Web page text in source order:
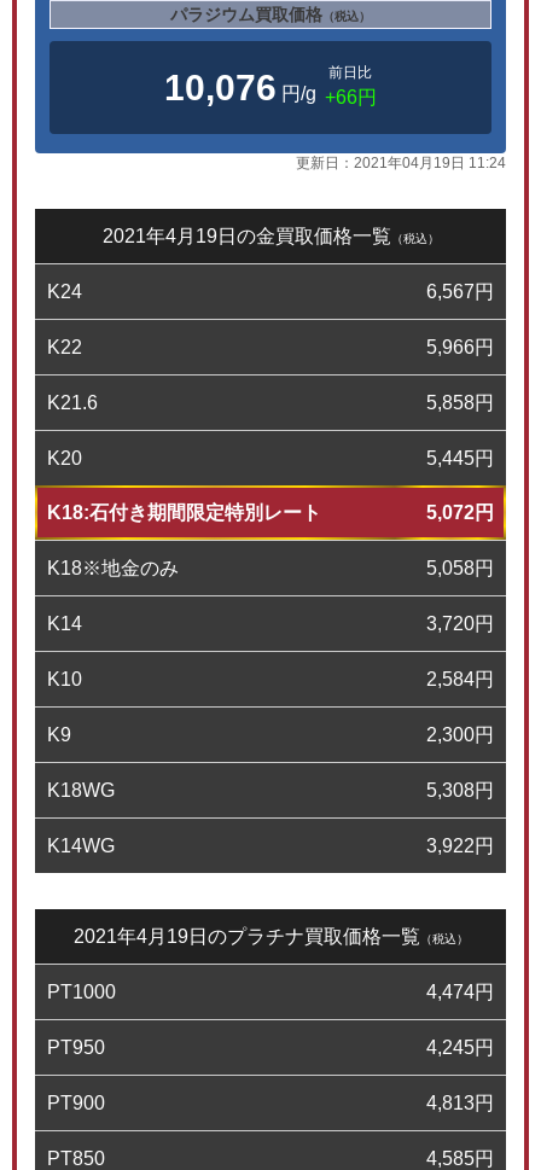
パラジウム買取価格 （税込）
10,076 円/g
前日比
+66円
更新日： 2021年04月19日 11:24
2021年4月19日の金買取価格一覧 （税込）
K24 6,567円
K22 5,966円
K21.6 5,858円
K20 5,445円
K18:石付き期間限定特別レート 5,072円
K18※地金のみ 5,058円
K14 3,720円
K10 2,584円
K9 2,300円
K18WG 5,308円
K14WG 3,922円
2021年4月19日のプラチナ買取価格一覧 （税込）
PT1000 4,474円
PT950 4,245円
PT900 4,813円
PT850 4,585円